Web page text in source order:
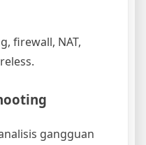
firewall, NAT,
gangguan